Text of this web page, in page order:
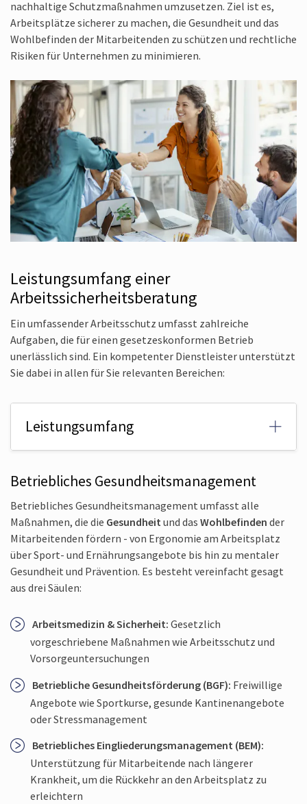
nachhaltige Schutzmaßnahmen umzusetzen. Ziel ist es,
Arbeitsplätze sicherer zu machen, die Gesundheit und das
Wohlbefinden der Mitarbeitenden zu schützen und rechtliche
Risiken für Unternehmen zu minimieren.
Leistungsumfang einer
Arbeitssicherheits­beratung
Ein umfassender Arbeitsschutz umfasst zahlreiche
Aufgaben, die für einen gesetzeskonformen Betrieb
unerlässlich sind. Ein kompetenter Dienstleister unterstützt
Sie dabei in allen für Sie relevanten Bereichen:
Leistungsumfang
Betriebliches Gesundheits­management
Betriebliches Gesundheits­management umfasst alle
Maßnahmen, die die Gesundheit und das Wohlbefinden der
Mitarbeitenden fördern - von Ergonomie am Arbeitsplatz
über Sport- und Ernährungsangebote bis hin zu mentaler
Gesundheit und Prävention. Es besteht vereinfacht gesagt
aus drei Säulen:
Arbeitsmedizin & Sicherheit: Gesetzlich
vorgeschriebene Maßnahmen wie Arbeitsschutz und
Vorsorge­untersuchungen
Betriebliche Gesundheitsförderung (BGF): Freiwillige
Angebote wie Sportkurse, gesunde Kantinenangebote
oder Stressmanagement
Betriebliches Eingliederungs­management (BEM):
Unterstützung für Mitarbeitende nach längerer
Krankheit, um die Rückkehr an den Arbeitsplatz zu
erleichtern